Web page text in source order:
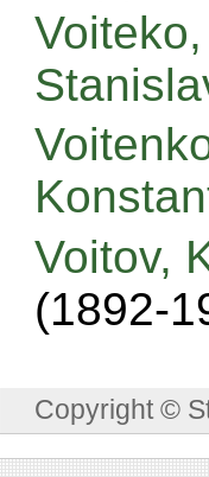
Voitov,
(1892-
Copyright ©